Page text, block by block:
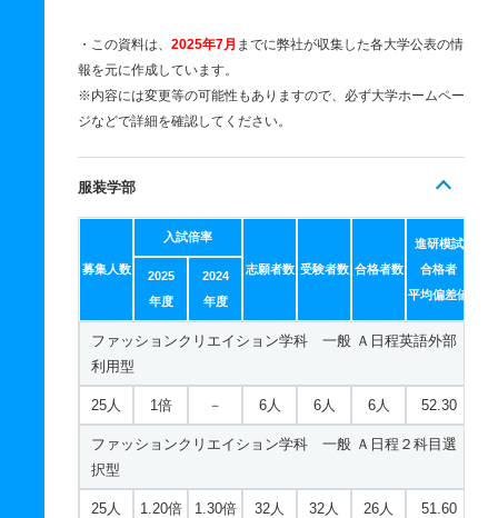
・この資料は、 2025年7月 までに弊社が収集した各大学公表の情
報を元に作成しています。
※内容には変更等の可能性もありますので、必ず大学ホームペー
ジなどで詳細を確認してください。
服装学部
募集人数
入試倍率
志願者数 受験者数 合格者数
進研模試
合格者
平均偏差値
2025
年度
2024
年度
ファッションクリエイション学科 一般 Ａ日程英語外部
利用型
25人 1倍 － 6人 6人 6人 52.30
ファッションクリエイション学科 一般 Ａ日程２科目選
択型
25人 1.20倍 1.30倍 32人 32人 26人 51.60